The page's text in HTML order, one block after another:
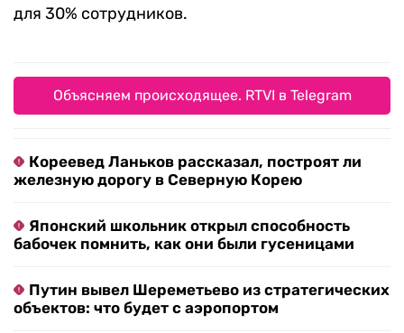
для 30% сотрудников.
Объясняем происходящее. RTVI в Telegram
Кореевед Ланьков рассказал, построят ли
железную дорогу в Северную Корею
Японский школьник открыл способность
бабочек помнить, как они были гусеницами
Путин вывел Шереметьево из стратегических
объектов: что будет с аэропортом